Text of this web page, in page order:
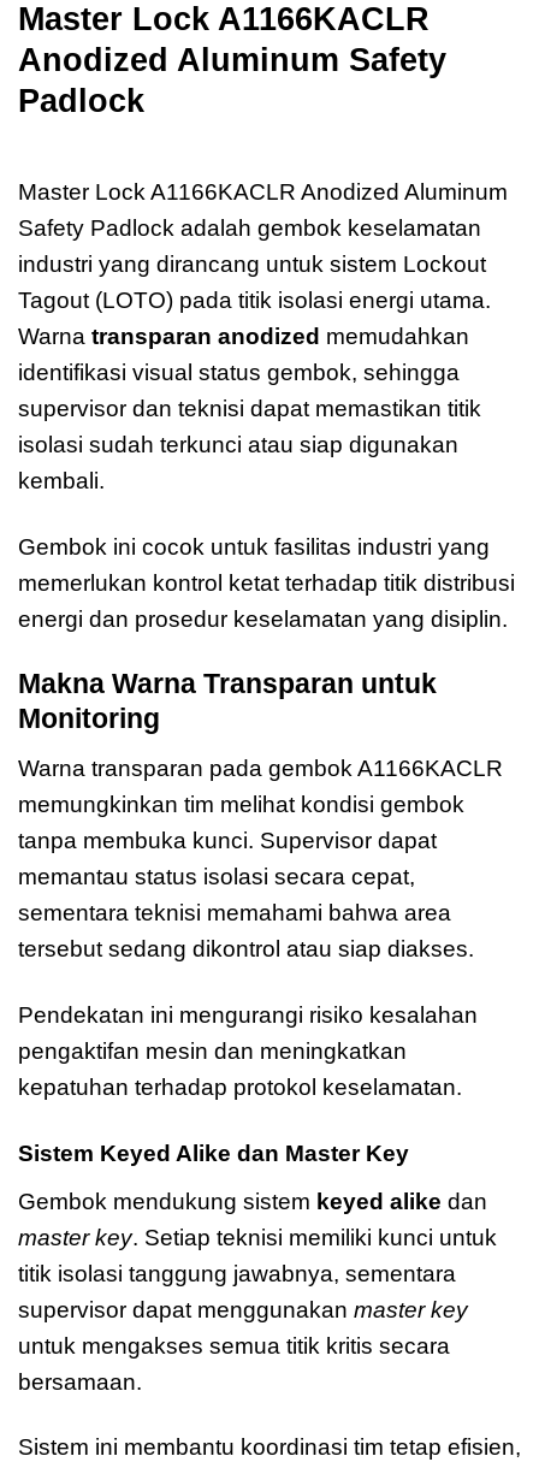
Master Lock A1166KACLR
Anodized Aluminum Safety
Padlock
Master Lock A1166KACLR Anodized Aluminum
Safety Padlock adalah gembok keselamatan
industri yang dirancang untuk sistem Lockout
Tagout (LOTO) pada titik isolasi energi utama.
Warna transparan anodized memudahkan
identifikasi visual status gembok, sehingga
supervisor dan teknisi dapat memastikan titik
isolasi sudah terkunci atau siap digunakan
kembali.
Gembok ini cocok untuk fasilitas industri yang
memerlukan kontrol ketat terhadap titik distribusi
energi dan prosedur keselamatan yang disiplin.
Makna Warna Transparan untuk
Monitoring
Warna transparan pada gembok A1166KACLR
memungkinkan tim melihat kondisi gembok
tanpa membuka kunci. Supervisor dapat
memantau status isolasi secara cepat,
sementara teknisi memahami bahwa area
tersebut sedang dikontrol atau siap diakses.
Pendekatan ini mengurangi risiko kesalahan
pengaktifan mesin dan meningkatkan
kepatuhan terhadap protokol keselamatan.
Sistem Keyed Alike dan Master Key
Gembok mendukung sistem keyed alike dan
master key. Setiap teknisi memiliki kunci untuk
titik isolasi tanggung jawabnya, sementara
supervisor dapat menggunakan master key
untuk mengakses semua titik kritis secara
bersamaan.
Sistem ini membantu koordinasi tim tetap efisien,